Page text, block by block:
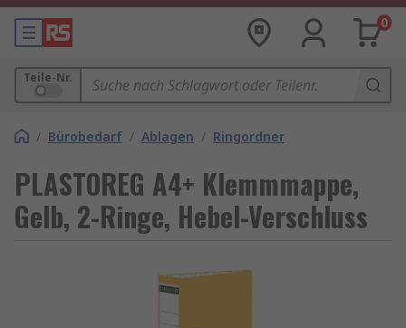
0
Teile-Nr.
/ Bürobedarf / Ablagen / Ringordner
PLASTOREG A4+ Klemmmappe,
Gelb, 2-Ringe, Hebel-Verschluss